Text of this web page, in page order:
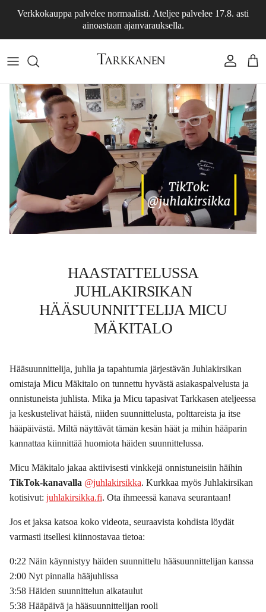
Verkkokauppa palvelee normaalisti. Ateljee palvelee 17.8. asti
ainoastaan ajanvarauksella.
Account Cart
HAASTATTELUSSA
JUHLAKIRSIKAN
HÄÄSUUNNITTELIJA MICU
MÄKITALO
Hääsuunnittelija, juhlia ja tapahtumia järjestävän Juhlakirsikan
omistaja Micu Mäkitalo on tunnettu hyvästä asiakaspalvelusta ja
onnistuneista juhlista. Mika ja Micu tapasivat Tarkkasen ateljeessa
ja keskustelivat häistä, niiden suunnittelusta, polttareista ja itse
hääpäivästä. Miltä näyttävät tämän kesän häät ja mihin hääparin
kannattaa kiinnittää huomiota häiden suunnittelussa.
Micu Mäkitalo jakaa aktiivisesti vinkkejä onnistuneisiin häihin
TikTok-kanavalla @juhlakirsikka. Kurkkaa myös Juhlakirsikan
kotisivut: juhlakirsikka.fi. Ota ihmeessä kanava seurantaan!
Jos et jaksa katsoa koko videota, seuraavista kohdista löydät
varmasti itsellesi kiinnostavaa tietoa:
0:22 Näin käynnistyy häiden suunnittelu hääsuunnittelijan kanssa
2:00 Nyt pinnalla hääjuhlissa
3:58 Häiden suunnittelun aikataulut
5:38 Hääpäivä ja hääsuunnittelijan rooli